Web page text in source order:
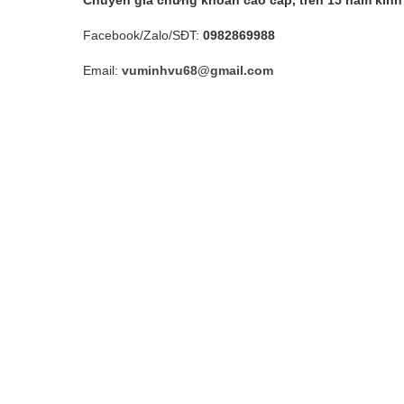
Facebook/Zalo/SĐT: 0982869988
Email: vuminhvu68@gmail.com